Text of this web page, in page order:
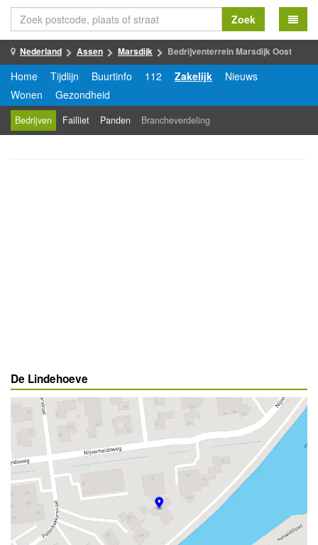
Zoek
Nederland Assen Marsdijk Bedrijventerrein Marsdijk Oost
Home Tijdlijn Buurtinfo 112 Zakelijk
Nieuws
Wonen
Gezondheid
Bedrijven Failliet Panden Brancheverdeling
De Lindehoeve